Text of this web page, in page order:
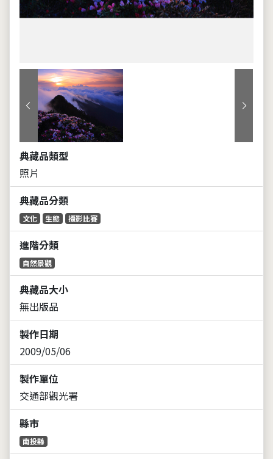
上一張 下一張
典藏品類型
照片
典藏品分類
文化 生態 攝影比賽
進階分類
自然景觀
典藏品大小
無出版品
製作日期
2009/05/06
製作單位
交通部觀光署
縣市
南投縣